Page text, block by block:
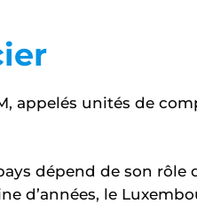
appelés unités de
dépend de son rôle
d’années, le